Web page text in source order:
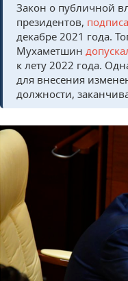
Закон о публичной
президентов,
декабре 2021 года.
Мухаметшин
к лету 2022 года.
для внесения
должности,